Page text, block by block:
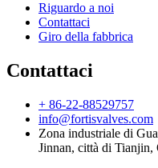
Riguardo a noi
Contattaci
Giro della fabbrica
Contattaci
+ 86-22-88529757
info@fortisvalves.com
Zona industriale di
Jinnan, città di Tianjin,